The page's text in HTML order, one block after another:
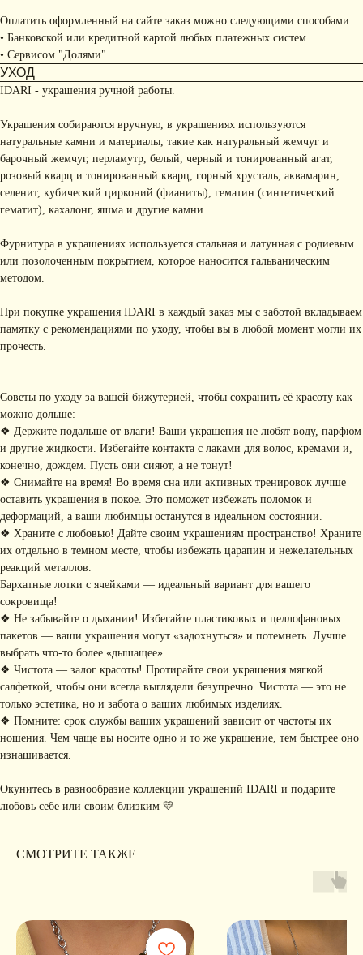
Оплатить оформленный на сайте заказ можно следующими способами:
• Банковской или кредитной картой любых платежных систем
• Сервисом "Долями"
УХОД
IDARI - украшения ручной работы.
Украшения собираются вручную, в украшениях используются
натуральные камни и материалы, такие как натуральный жемчуг и
барочный жемчуг, перламутр, белый, черный и тонированный агат,
розовый кварц и тонированный кварц, горный хрусталь, аквамарин,
селенит, кубический цирконий (фианиты), гематин (синтетический
гематит), кахалонг, яшма и другие камни.
Фурнитура в украшениях используется стальная и латунная с родиевым
или позолоченным покрытием, которое наносится гальваническим
методом.
При покупке украшения IDARI в каждый заказ мы с заботой вкладываем
памятку с рекомендациями по уходу, чтобы вы в любой момент могли их
прочесть.
Советы по уходу за вашей бижутерией, чтобы сохранить её красоту как
можно дольше:
❖ Держите подальше от влаги! Ваши украшения не любят воду, парфюм
и другие жидкости. Избегайте контакта с лаками для волос, кремами и,
конечно, дождем. Пусть они сияют, а не тонут!
❖ Снимайте на время! Во время сна или активных тренировок лучше
оставить украшения в покое. Это поможет избежать поломок и
деформаций, а ваши любимцы останутся в идеальном состоянии.
❖ Храните с любовью! Дайте своим украшениям пространство! Храните
их отдельно в темном месте, чтобы избежать царапин и нежелательных
реакций металлов.
Бархатные лотки с ячейками — идеальный вариант для вашего
сокровища!
❖ Не забывайте о дыхании! Избегайте пластиковых и целлофановых
пакетов — ваши украшения могут «задохнуться» и потемнеть. Лучше
выбрать что-то более «дышащее».
❖ Чистота — залог красоты! Протирайте свои украшения мягкой
салфеткой, чтобы они всегда выглядели безупречно. Чистота — это не
только эстетика, но и забота о ваших любимых изделиях.
❖ Помните: срок службы ваших украшений зависит от частоты их
ношения. Чем чаще вы носите одно и то же украшение, тем быстрее оно
изнашивается.
Окунитесь в разнообразие коллекции украшений IDARI и подарите
любовь себе или своим близким 💛
СМОТРИТЕ ТАКЖЕ
ПОДПИШИТЕСЬ НА
РАССЫЛКУ
конфиденциальности
• Главная
idari.brand@mail.ru
+ 7 (916) 958-00-78
ОГРН 324547600025580
ИНН 540405944704
Эдуардовна
ИНФОРМАЦИЯ
КОНТАКТЫ
Рассказываем о новых
коллекциях, акциях и трендах
РАЗДЕЛЫ ИНТЕРНЕТ-
МАГАЗИНА
признанной экстремистской в РФ